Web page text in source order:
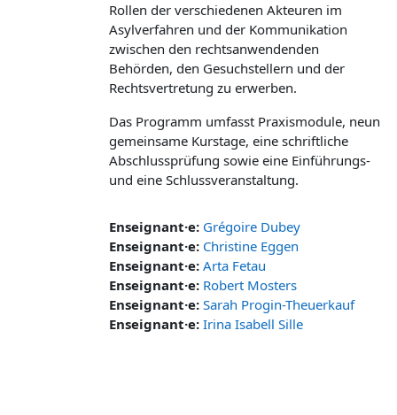
Rollen der verschiedenen Akteuren im
Asylverfahren und der Kommunikation
zwischen den rechtsanwendenden
Behörden, den Gesuchstellern und der
Rechtsvertretung zu erwerben.
Das Programm umfasst Praxismodule, neun
gemeinsame Kurstage, eine schriftliche
Abschlussprüfung sowie eine Einführungs-
und eine Schlussveranstaltung.
Enseignant·e: Grégoire Dubey
Enseignant·e: Christine Eggen
Enseignant·e: Arta Fetau
Enseignant·e: Robert Mosters
Enseignant·e: Sarah Progin-Theuerkauf
Enseignant·e: Irina Isabell Sille